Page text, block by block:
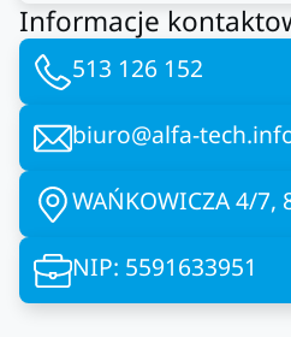
Informacje
513 126 152
biuro@alfa-
WAŃKOWICZA 4/7,
NIP: 5591633951